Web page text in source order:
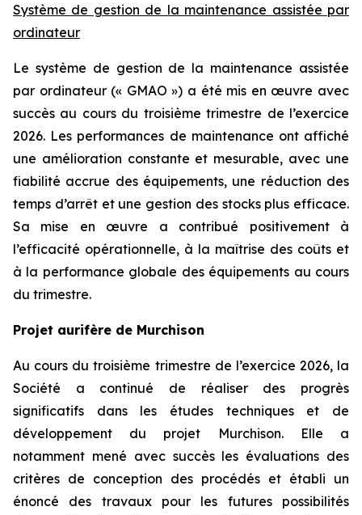
Système de gestion de la maintenance assistée par
ordinateur
Le système de gestion de la maintenance assistée
par ordinateur (« GMAO ») a été mis en œuvre avec
succès au cours du troisième trimestre de l’exercice
2026. Les performances de maintenance ont affiché
une amélioration constante et mesurable, avec une
fiabilité accrue des équipements, une réduction des
temps d’arrêt et une gestion des stocks plus efficace.
Sa mise en œuvre a contribué positivement à
l’efficacité opérationnelle, à la maîtrise des coûts et
à la performance globale des équipements au cours
du trimestre.
Projet aurifère de Murchison
Au cours du troisième trimestre de l’exercice 2026, la
Société a continué de réaliser des progrès
significatifs dans les études techniques et de
développement du projet Murchison. Elle a
notamment mené avec succès les évaluations des
critères de conception des procédés et établi un
énoncé des travaux pour les futures possibilités